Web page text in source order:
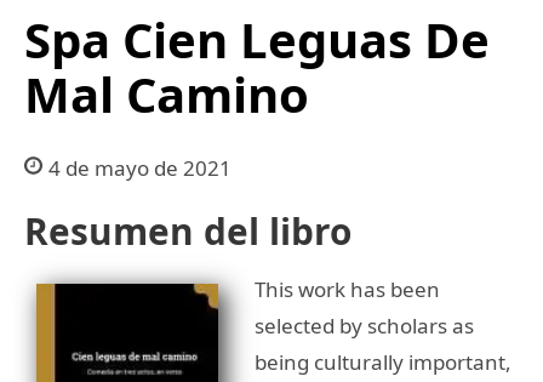
Spa Cien Leguas De
Mal Camino
4 de mayo de 2021
Resumen del libro
This work has been
selected by scholars as
being culturally important,